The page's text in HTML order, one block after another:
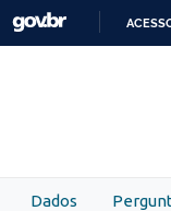
Skip to main content
Dados